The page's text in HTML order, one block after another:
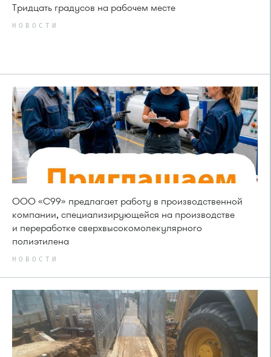
Тридцать градусов на рабочем месте
НОВОСТИ
ООО «С99» предлагает работу в производственной
компании, специализирующейся на производстве
и переработке сверхвысокомолекулярного
полиэтилена
НОВОСТИ